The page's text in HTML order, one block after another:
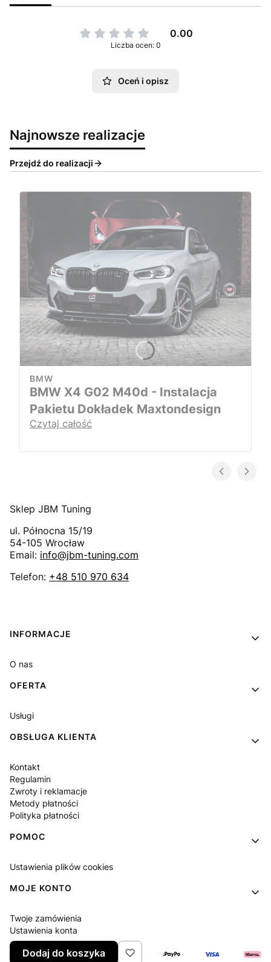
0.00
Liczba ocen: 0
Oceń i opisz
Najnowsze realizacje
Przejdź do realizacji
BMW
BMW X4 G02 M40d - Instalacja
Pakietu Dokładek Maxtondesign
Czytaj całość
Sklep JBM Tuning
ul. Północna 15/19
54-105 Wrocław
Email: info@jbm-tuning.com
Telefon: +48 510 970 634
Linki w stopce
INFORMACJE
O nas
OFERTA
Usługi
OBSŁUGA KLIENTA
Kontakt
Regulamin
Zwroty i reklamacje
Metody płatności
Polityka płatności
POMOC
Ustawienia plików cookies
MOJE KONTO
Twoje zamówienia
Ustawienia konta
Ulubione
Dodaj do koszyka